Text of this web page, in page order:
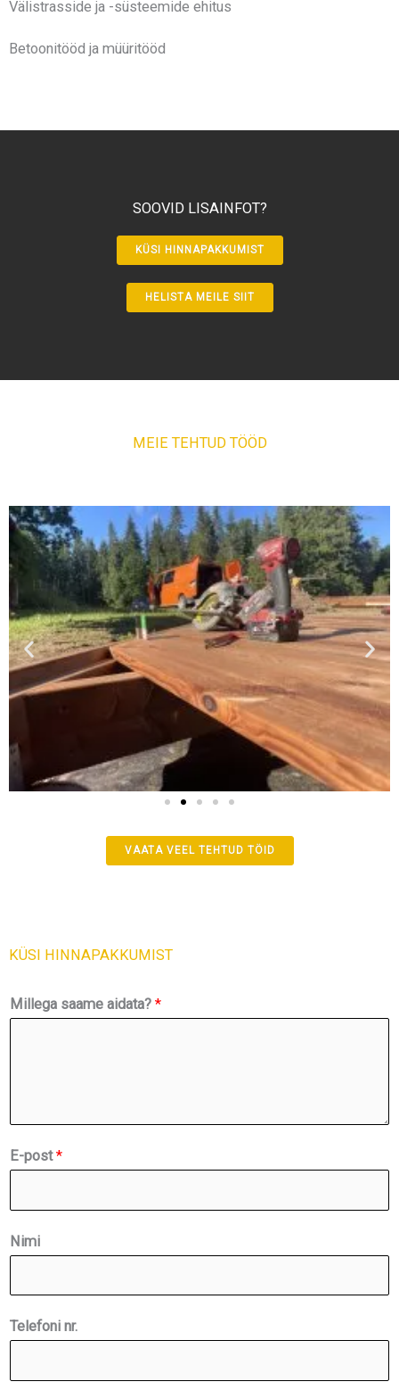
Välistrasside ja -süsteemide ehitus
Betoonitööd ja müüritööd
SOOVID LISAINFOT?
KÜSI HINNAPAKKUMIST
HELISTA MEILE SIIT
MEIE TEHTUD TÖÖD
VAATA VEEL TEHTUD TÖID
KÜSI HINNAPAKKUMIST
M
i
g
a
e
i
s
i
d
Millega saame aidata? *
E-post*
Nimi
Telefoni nr.